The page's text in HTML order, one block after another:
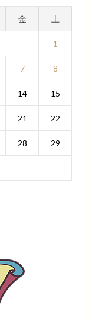
金 土
1
7 8
14 15
21 22
28 29